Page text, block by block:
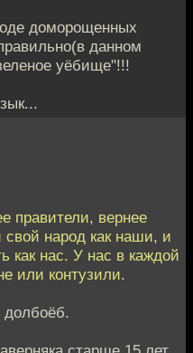
доморощенных
данном
уёбище"!!!
правители, вернее
народ как наши, и
как нас. У нас в каждой
или контузили.